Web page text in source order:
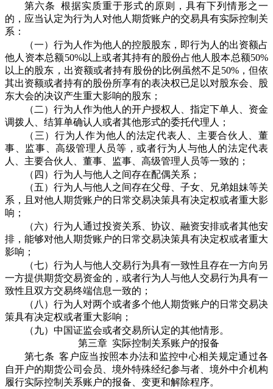
第六条 根据实质重于形式的原则，具有下列情形之一
的，应当认定为行为人对他人期货账户的交易具有实际控制关
系：
（一）行为人作为他人的控股股东，即行为人的出资额占
他人资本总额50%以上或者其持有的股份占他人股本总额50%
以上的股东，出资额或者持有股份的比例虽然不足50%，但依
其出资额或者持有的股份所享有的表决权已足以对股东会、股
东大会的决议产生重大影响的股东；
（二）行为人作为他人的开户授权人、指定下单人、资金
调拨人、结算单确认人或者其他形式的委托代理人；
（三）行为人作为他人的法定代表人、主要合伙人、董
事、监事、高级管理人员等，或者行为人与他人的法定代表
人、主要合伙人、董事、监事、高级管理人员等一致的；
（四）行为人与他人之间存在配偶关系；
（五）行为人与他人之间存在父母、子女、兄弟姐妹等关
系，且对他人期货账户的日常交易决策具有决定权或者重大影
响；
（六）行为人通过投资关系、协议、融资安排或者其他安
排，能够对他人期货账户的日常交易决策具有决定权或者重大
影响；
（七）行为人与他人交易行为具有一致性且存在一方向另
一方提供期货交易资金的，或者行为人与他人交易行为具有一
致性且双方交易终端信息一致的；
（八）行为人对两个或者多个他人期货账户的日常交易决
策具有决定权或者重大影响；
（九）中国证监会或者交易所认定的其他情形。
第三章 实际控制关系账户的报备
第七条 客户应当按照本办法和监控中心相关规定通过各
自开户的期货公司会员、境外特殊经纪参与者、境外中介机构
履行实际控制关系账户的报备、变更和解除程序。